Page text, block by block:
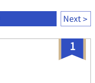
Next
1